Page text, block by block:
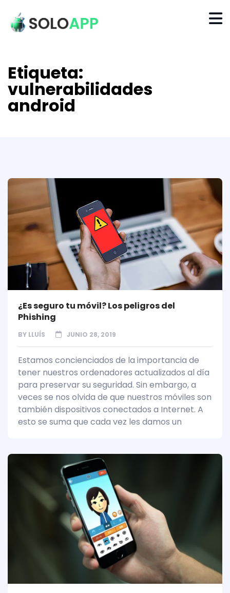
Etiqueta:
vulnerabilidades
android
¿Es seguro tu móvil? Los peligros del
Phishing
BY LLUÍS JUNIO 28, 2019
Estamos concienciados de la importancia de
tener nuestros ordenadores actualizados al día
para preservar su seguridad. Sin embargo, a
veces se nos olvida de que nuestros móviles son
también dispositivos conectados a Internet. A
esto se suma que cada vez les damos un